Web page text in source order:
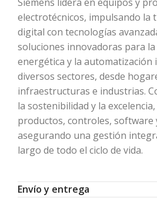
electrotécnicos, impulsando la
digital con tecnologías
soluciones innovadoras para la
energética y la automatización
diversos sectores, desde
infraestructuras e industrias.
la sostenibilidad y la
productos, controles, software
asegurando una gestión
largo de todo el ciclo de vida.
Envío y entrega